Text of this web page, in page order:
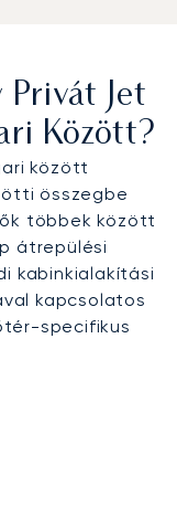
Jet
Között?
között
összegbe
többek között
átrepülési
kabinkialakítási
kapcsolatos
specifikus